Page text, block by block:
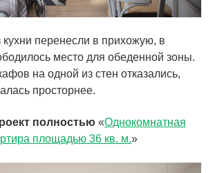
кухни перенесли в прихожую, в
место для обеденной зоны.
на одной из стен отказались,
просторнее.
полностью «Однокомнатная
площадью 36 кв. м.»